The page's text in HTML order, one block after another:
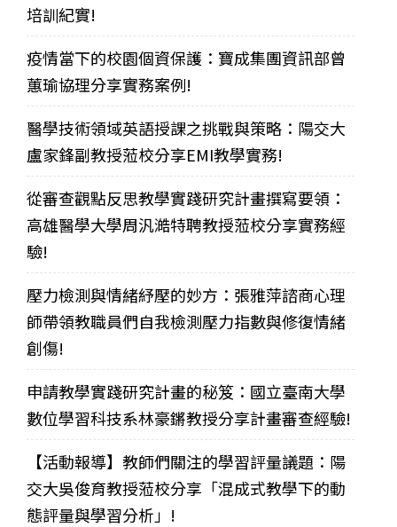
培訓紀實!
疫情當下的校園個資保護：寶成集團資訊部曾
蕙瑜協理分享實務案例!
醫學技術領域英語授課之挑戰與策略：陽交大
盧家鋒副教授蒞校分享EMI教學實務!
從審查觀點反思教學實踐研究計畫撰寫要領：
高雄醫學大學周汎澔特聘教授蒞校分享實務經
驗!
壓力檢測與情緒紓壓的妙方：張雅萍諮商心理
師帶領教職員們自我檢測壓力指數與修復情緒
創傷!
申請教學實踐研究計畫的秘笈：國立臺南大學
數位學習科技系林豪鏘教授分享計畫審查經驗!
【活動報導】教師們關注的學習評量議題：陽
交大吳俊育教授蒞校分享「混成式教學下的動
態評量與學習分析」!